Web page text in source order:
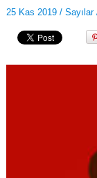
25 Kas 2019 / Sayılar